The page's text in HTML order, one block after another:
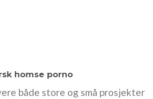
homse porno
både store og små prosjekter